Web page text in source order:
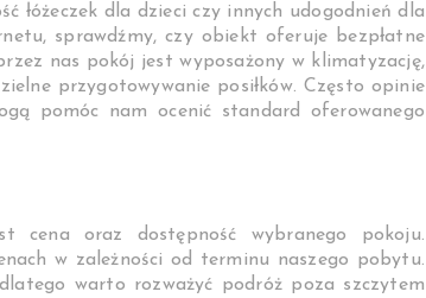
łóżeczek dla dzieci czy innych udogodnień dla
sprawdźmy, czy obiekt oferuje bezpłatne
nas pokój jest wyposażony w klimatyzację,
przygotowywanie posiłków. Często opinie
pomóc nam ocenić standard oferowanego
cena oraz dostępność wybranego pokoju.
w zależności od terminu naszego pobytu.
warto rozważyć podróż poza szczytem